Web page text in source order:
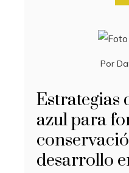
Por
Estrategias
azul para
desarrollo